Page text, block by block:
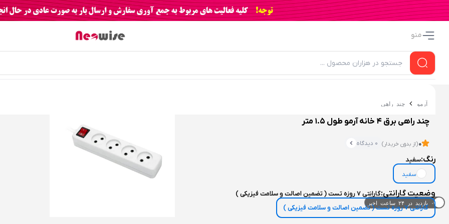
منو
۰ خریدار در ۱ ماه اخیر
آرمو چند راهی
چند راهی برق 4 خانه آرمو طول 1.5 متر
0(از بدون خریدار) 0 دیدگاه
رنگ:سفید
سفید
وضعیت گارانتی:گارانتی 7 روزه تست ( تضمین اصالت و سلامت فیزیکی )
گارانتی 7 روزه تست ( تضمین اصالت و سلامت فیزیکی )